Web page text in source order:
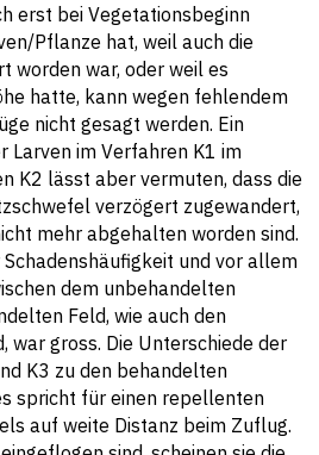
erst bei Vegetationsbeginn
Pflanze hat, weil auch die
worden war, oder weil es
hatte, kann wegen fehlendem
nicht gesagt werden. Ein
Larven im Verfahren K1 im
K2 lässt aber vermuten, dass die
verzögert zugewandert,
mehr abgehalten worden sind.
und vor allem
dem unbehandelten
Feld, wie auch den
war gross. Die Unterschiede der
K3 zu den behandelten
spricht für einen repellenten
auf weite Distanz beim Zuflug.